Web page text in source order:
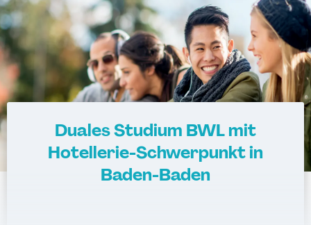
Duales Studium BWL mit
Hotellerie-Schwerpunkt in
Baden-Baden